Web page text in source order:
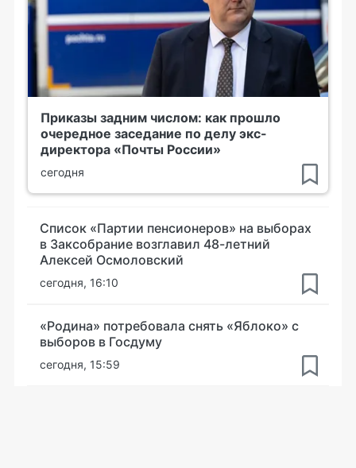
Приказы задним числом: как прошло
очередное заседание по делу экс-
директора «Почты России»
сегодня
Список «Партии пенсионеров» на выборах
в Заксобрание возглавил 48-летний
Алексей Осмоловский
сегодня, 16:10
«Родина» потребовала снять «Яблоко» с
выборов в Госдуму
сегодня, 15:59